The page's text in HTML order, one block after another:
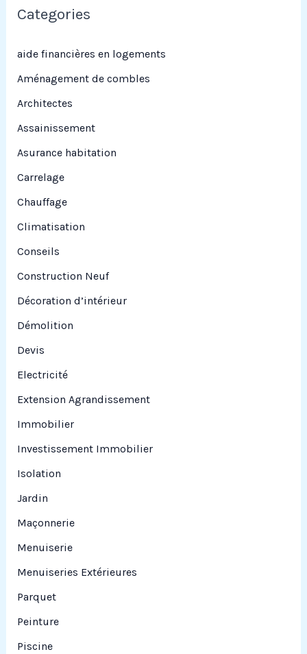
:
Categories
aide financières en logements
Aménagement de combles
Architectes
Assainissement
Asurance habitation
Carrelage
Chauffage
Climatisation
Conseils
Construction Neuf
Décoration d’intérieur
Démolition
Devis
Electricité
Extension Agrandissement
Immobilier
Investissement Immobilier
Isolation
Jardin
Maçonnerie
Menuiserie
Menuiseries Extérieures
Parquet
Peinture
Piscine